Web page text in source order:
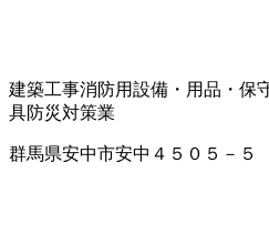
建築工事消防用設備・用品・保
具防災対策業
群馬県安中市安中４５０５－５